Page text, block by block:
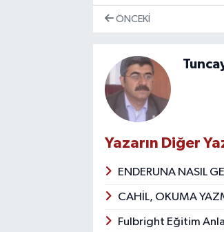
ÖNCEKI
Yazarın Diğer
ENDERUNA NASIL
CAHİL, OKUMA
Fulbright Eğitim